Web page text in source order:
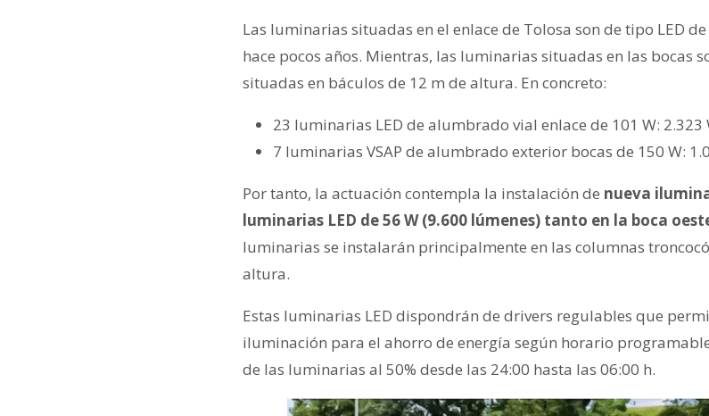
Las luminarias situadas en el enlace de Tolosa son de tipo LED
hace pocos años. Mientras, las luminarias situadas en las bocas
situadas en báculos de 12 m de altura. En concreto:
23 luminarias LED de alumbrado vial enlace de 101 W: 2.323
7 luminarias VSAP de alumbrado exterior bocas de 150 W:
Por tanto, la actuación contempla la instalación de nueva
luminarias LED de 56 W (9.600 lúmenes) tanto en la boca
luminarias se instalarán principalmente en las columnas
altura.
Estas luminarias LED dispondrán de drivers regulables que
iluminación para el ahorro de energía según horario
de las luminarias al 50% desde las 24:00 hasta las 06:00 h.